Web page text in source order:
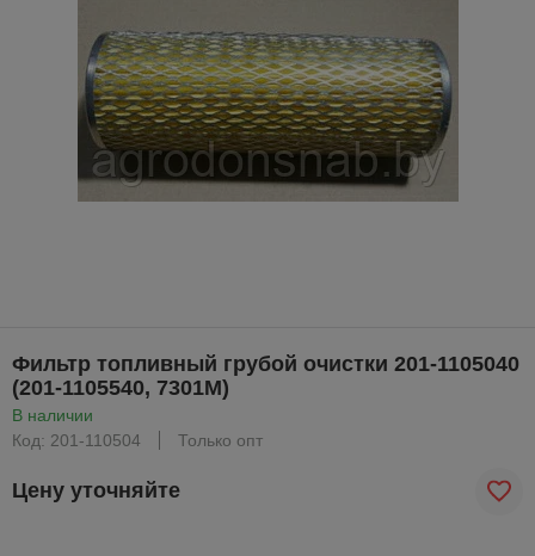
Фильтр топливный грубой очистки 201-1105040
(201-1105540, 7301M)
В наличии
Код: 201-110504
Только опт
Цену уточняйте